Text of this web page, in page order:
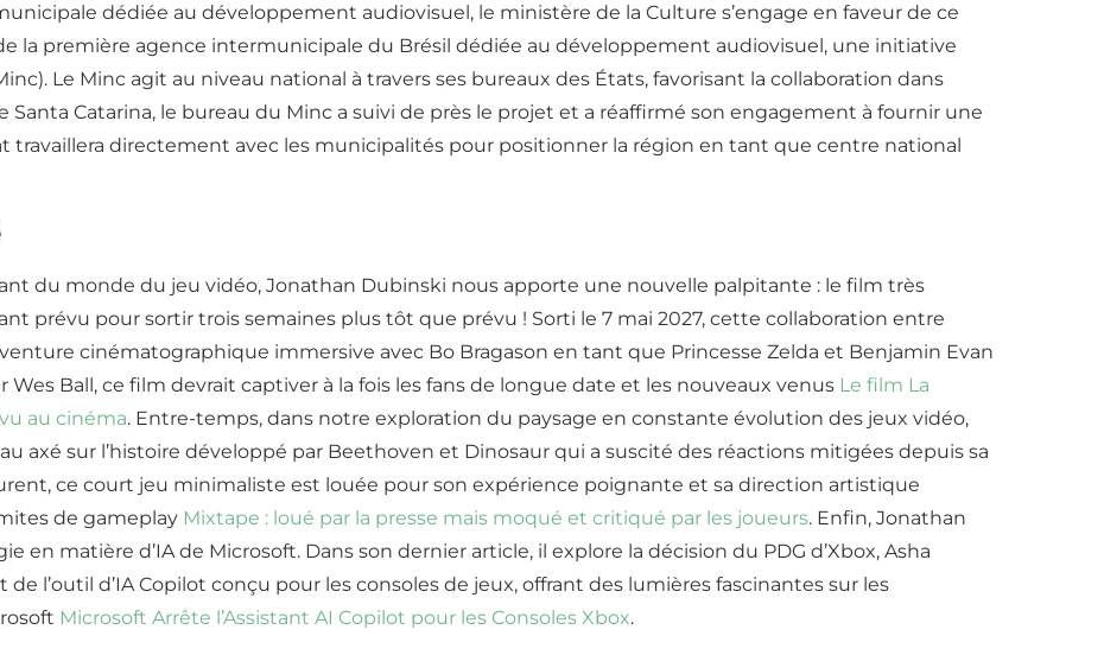
dédiée au développement audiovisuel, le ministère de la Culture s’engage en faveur de ce
la première agence intermunicipale du Brésil dédiée au développement audiovisuel, une initiative
Le Minc agit au niveau national à travers ses bureaux des États, favorisant la collaboration dans
Santa Catarina, le bureau du Minc a suivi de près le projet et a réaffirmé son engagement à fournir une
travaillera directement avec les municipalités pour positionner la région en tant que centre national
du monde du jeu vidéo, Jonathan Dubinski nous apporte une nouvelle palpitante : le film très
prévu pour sortir trois semaines plus tôt que prévu ! Sorti le 7 mai 2027, cette collaboration entre
cinématographique immersive avec Bo Bragason en tant que Princesse Zelda et Benjamin Evan
Wes Ball, ce film devrait captiver à la fois les fans de longue date et les nouveaux venus Le film La
au cinéma. Entre-temps, dans notre exploration du paysage en constante évolution des jeux vidéo,
axé sur l’histoire développé par Beethoven et Dinosaur qui a suscité des réactions mitigées depuis sa
ce court jeu minimaliste est louée pour son expérience poignante et sa direction artistique
de gameplay Mixtape : loué par la presse mais moqué et critiqué par les joueurs. Enfin, Jonathan
en matière d’IA de Microsoft. Dans son dernier article, il explore la décision du PDG d’Xbox, Asha
l’outil d’IA Copilot conçu pour les consoles de jeux, offrant des lumières fascinantes sur les
Microsoft Arrête l’Assistant AI Copilot pour les Consoles Xbox.